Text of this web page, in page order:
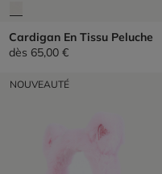
Cardigan En Tissu Peluche
dès 65,00 €
NOUVEAUTÉ